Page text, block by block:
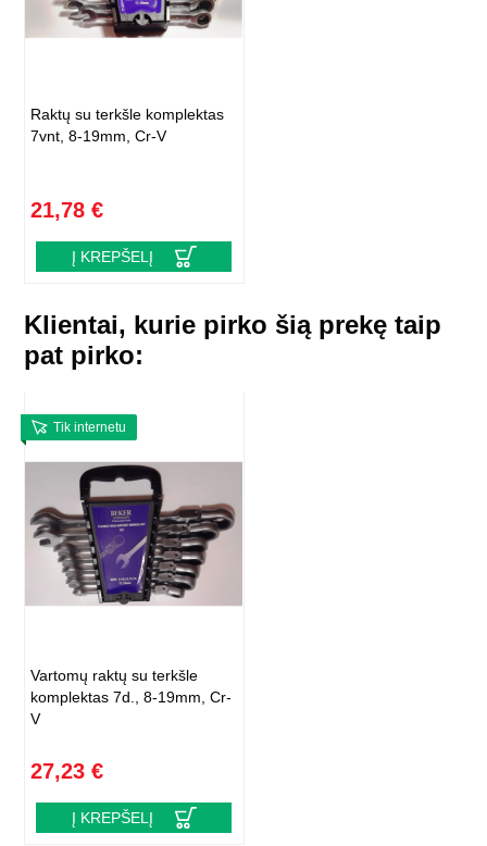
Raktų su terkšle komplektas
7vnt, 8-19mm, Cr-V
21,78 €
Į KREPŠELĮ
Klientai, kurie pirko šią prekę taip
pat pirko:
Tik internetu
Vartomų raktų su terkšle
komplektas 7d., 8-19mm, Cr-
V
27,23 €
Į KREPŠELĮ